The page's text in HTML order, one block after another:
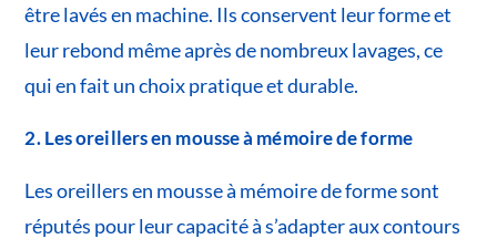
être lavés en machine. Ils conservent leur forme et
leur rebond même après de nombreux lavages, ce
qui en fait un choix pratique et durable.
2. Les oreillers en mousse à mémoire de forme
Les oreillers en mousse à mémoire de forme sont
réputés pour leur capacité à s’adapter aux contours